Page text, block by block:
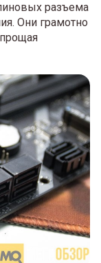
разъема
Они грамотно